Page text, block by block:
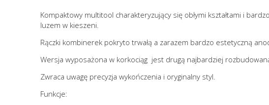
Kompaktowy multitool charakteryzujący się obłymi kształtami i
luzem w kieszeni.
Rączki kombinerek pokryto trwałą a zarazem bardzo estetyczną
Wersja wyposażona w korkociąg jest drugą najbardziej
Zwraca uwagę precyzja wykończenia i oryginalny styl.
Funkcje: